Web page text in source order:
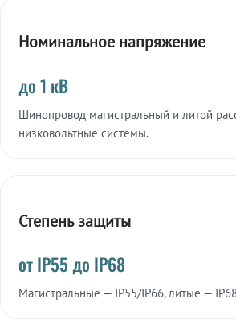
Номинальное напряжение
до 1 кВ
Шинопровод магистральный и литой
низковольтные системы.
Степень защиты
от IP55 до IP68
Магистральные — IP55/IP66, литые —